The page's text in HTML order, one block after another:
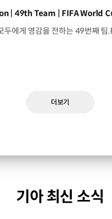
| 49th Team | FIFA World
더보기
기아 최신 소식